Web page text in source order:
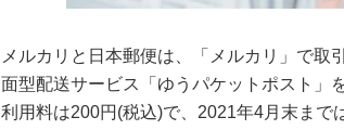
メルカリと日本郵便は、「メルカリ」で取
面型配送サービス「ゆうパケットポスト」
利用料は200円(税込)で、2021年4月末まで